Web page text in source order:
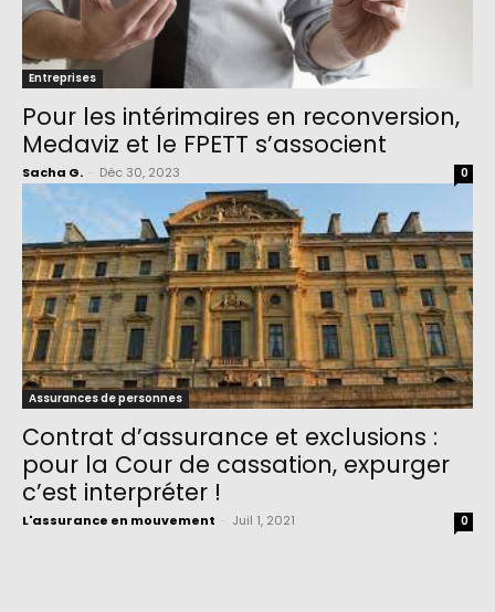
Entreprises
Pour les intérimaires en reconversion,
Medaviz et le FPETT s’associent
Sacha G. Déc 30, 2023 0
Assurances de personnes
Contrat d’assurance et exclusions :
pour la Cour de cassation, expurger
c’est interpréter !
L'assurance en mouvement Juil 1, 2021 0